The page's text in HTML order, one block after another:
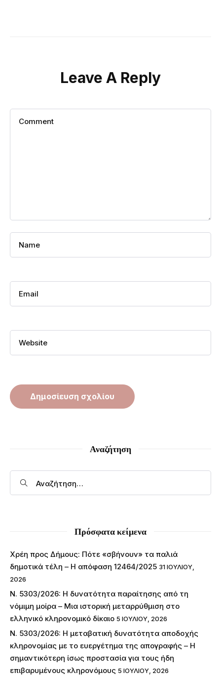
Leave A Reply
Αναζήτηση
Πρόσφατα κείμενα
Χρέη προς Δήμους: Πότε «σβήνουν» τα παλιά
δημοτικά τέλη – Η απόφαση 12464/2025 31 ΙΟΥΛΊΟΥ,
2026
Ν. 5303/2026: Η δυνατότητα παραίτησης από τη
νόμιμη μοίρα – Μια ιστορική μεταρρύθμιση στο
ελληνικό κληρονομικό δίκαιο 5 ΙΟΥΛΊΟΥ, 2026
Ν. 5303/2026: Η μεταβατική δυνατότητα αποδοχής
κληρονομίας με το ευεργέτημα της απογραφής – Η
σημαντικότερη ίσως προστασία για τους ήδη
επιβαρυμένους κληρονόμους 5 ΙΟΥΛΊΟΥ, 2026